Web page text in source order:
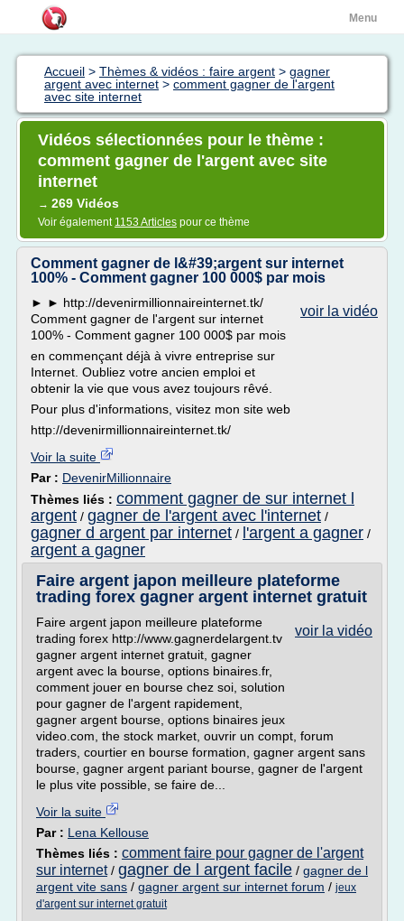
Menu
Accueil > Thèmes & vidéos : faire argent > gagner
argent avec internet > comment gagner de l'argent
avec site internet
Vidéos sélectionnées pour le thème :
comment gagner de l'argent avec site
internet
→ 269 Vidéos
Voir également 1153 Articles pour ce thème
Comment gagner de l&#39;argent sur internet
100% - Comment gagner 100 000$ par mois
voir la vidéo
► ► http://devenirmillionnaireinternet.tk/
Comment gagner de l'argent sur internet
100% - Comment gagner 100 000$ par mois
en commençant déjà à vivre entreprise sur
Internet. Oubliez votre ancien emploi et
obtenir la vie que vous avez toujours rêvé.
Pour plus d'informations, visitez mon site web
http://devenirmillionnaireinternet.tk/
Voir la suite
Par : DevenirMillionnaire
Thèmes liés : comment gagner de sur internet l
argent / gagner de l'argent avec l'internet /
gagner d argent par internet / l'argent a gagner /
argent a gagner
Faire argent japon meilleure plateforme
trading forex gagner argent internet gratuit
voir la vidéo
Faire argent japon meilleure plateforme
trading forex http://www.gagnerdelargent.tv
gagner argent internet gratuit, gagner
argent avec la bourse, options binaires.fr,
comment jouer en bourse chez soi, solution
pour gagner de l'argent rapidement,
gagner argent bourse, options binaires jeux
video.com, the stock market, ouvrir un compt, forum
traders, courtier en bourse formation, gagner argent sans
bourse, gagner argent pariant bourse, gagner de l'argent
le plus vite possible, se faire de...
Voir la suite
Par : Lena Kellouse
Thèmes liés : comment faire pour gagner de l'argent
sur internet/ gagner de l argent facile / gagner de l
argent vite sans / gagner argent sur internet forum / jeux
d'argent sur internet gratuit